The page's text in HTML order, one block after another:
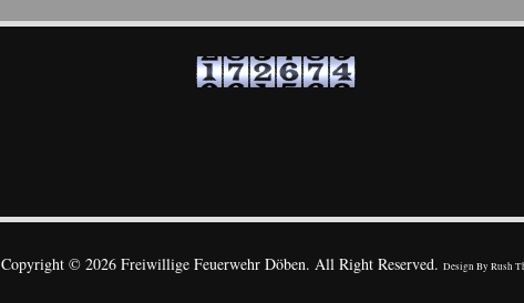
Copyright © 2026 Freiwillige Feuerwehr Döben. All Right Reserved. Design By Rush